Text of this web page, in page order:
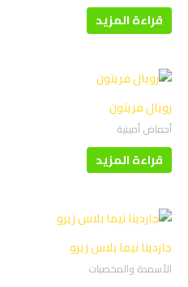
قراءة المزيد
رويال فريتون
أحماض أمينية
قراءة المزيد
جاردينا نيما بلاس زيرو
الأسمدة والمخصبات